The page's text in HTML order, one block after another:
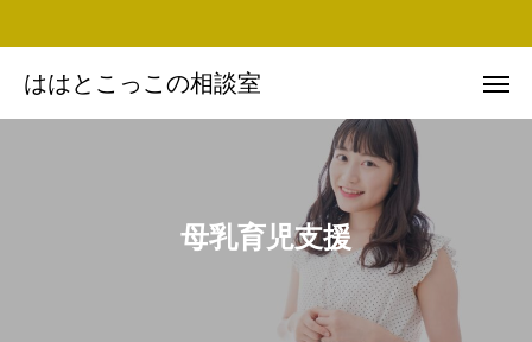
ははとこっこの相談室
母乳育児支援
Instagram
Facebook 友だち追加